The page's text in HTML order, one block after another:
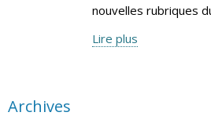
nouvelles rubriques
Lire plus
Archives